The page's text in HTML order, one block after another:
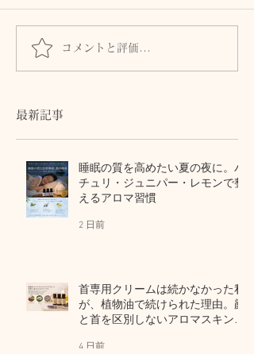
髪とまつ毛のために、自
律神経と首・頭皮をいた
コメントと評価...
最新記事
睡眠の質を高めたい夏の夜に。パ
チュリ・ジュニパー・レモンで整
えるアロマ習慣
2 日前
首専用クリームは続かなかった私
が、植物油で続けられた理由。顔
と首を区別しないアロマスキンケ
4 日前